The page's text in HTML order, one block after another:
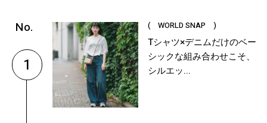
1
( WORLD SNAP )
Tシャツ×デニムだけのベー
シックな組み合わせこそ、
シルエッ...